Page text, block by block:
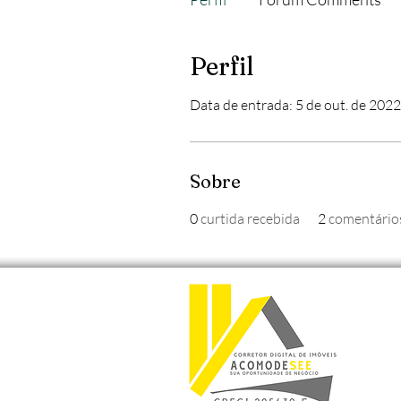
Perfil
Data de entrada: 5 de out. de 2022
Sobre
0curtida recebida 2